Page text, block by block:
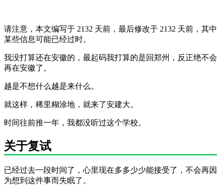
请注意，本文编写于 2132 天前，最后修改于 2132 天前，其中
某些信息可能已经过时。
我没打算还在安徽的，最起码我打算的是回郑州，反正绝不会
再在安徽了。
越是不想什么越是来什么。
就这样，稀里糊涂地，就来了安建大。
时间往前推一年，我都没听过这个学校。
关于复试
已经过去一段时间了，心里现在多多少少能接受了，不会再因
为想到这件事而失眠了。